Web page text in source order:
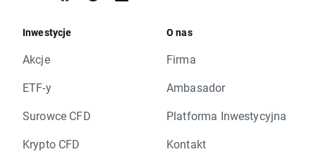
Inwestycje
Akcje
ETF-y
Surowce CFD
Krypto CFD
O nas
Firma
Ambasador
Platforma Inwestycyjna
Kontakt